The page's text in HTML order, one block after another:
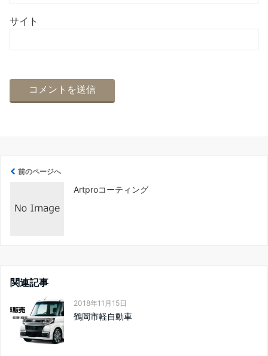
サイト
前のページへ
Artproコーティング
関連記事
2018年11月15日
鶴岡市軽自動車